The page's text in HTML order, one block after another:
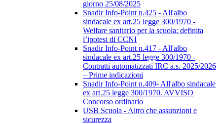
giorno 25/08/2025
Snadir Info-Point n.425 - All'albo
sindacale ex art.25 legge 300/1970 -
Welfare sanitario per la scuola: definita
l’ipotesi di CCNI
Snadir Info-Point n.417 - All'albo
sindacale ex art.25 legge 300/1970 -
Contratti automatizzati IRC a.s. 2025/2026
– Prime indicazioni
Snadir Info-Point n.409- All'albo sindacale
ex art.25 legge 300/1970. AVVISO
Concorso ordinario
USB Scuola - Altro che assunzioni e
sicurezza